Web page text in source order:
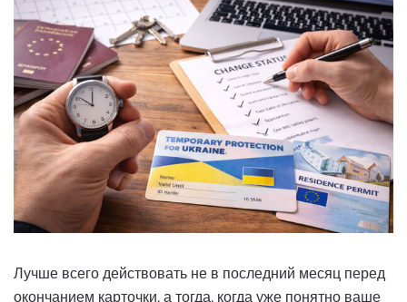
Лучше всего действовать не в последний месяц перед
окончанием карточки, а тогда, когда уже понятно ваше